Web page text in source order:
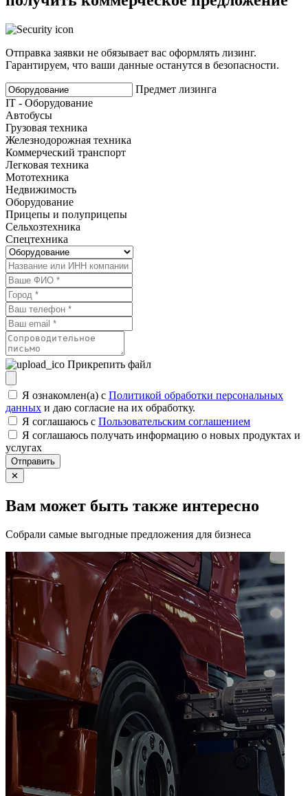
Отправка заявки не обязывает вас оформлять лизинг.
Гарантируем, что ваши данные останутся в безопасности.
Предмет лизинга
IT - Оборудование
Автобусы
Грузовая техника
Железнодорожная техника
Коммерческий транспорт
Легковая техника
Мототехника
Недвижимость
Оборудование
Прицепы и полуприцепы
Сельхозтехника
Спецтехника
Прикрепить файл
Я ознакомлен(а) с Политикой обработки персональных
данных и даю согласие на их обработку.
Я соглашаюсь c Пользовательским соглашением
Я соглашаюсь получать информацию о новых продуктах и
услугах
Отправить
✕
Вам может быть также интересно
Собрали самые выгодные предложения для бизнеса